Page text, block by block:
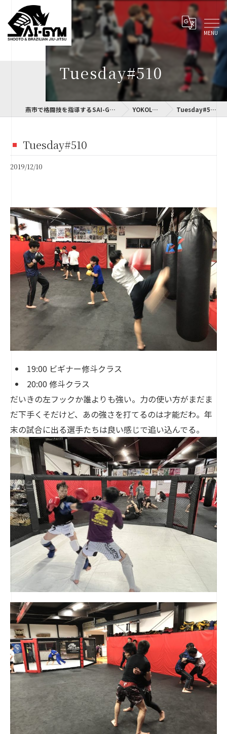
Tuesday#510
燕市で格闘技を指導するSAI-GYM YOKOLOG Tuesday#510
Tuesday#510
2019/12/10
19:00 ビギナー修斗クラス
20:00 修斗クラス
だいきの左フックか誰よりも強い。力の使い方がまだま
だ下手くそだけど、あの強さを打てるのは才能だわ。年
末の試合に出る選手たちは良い感じで追い込んでる。